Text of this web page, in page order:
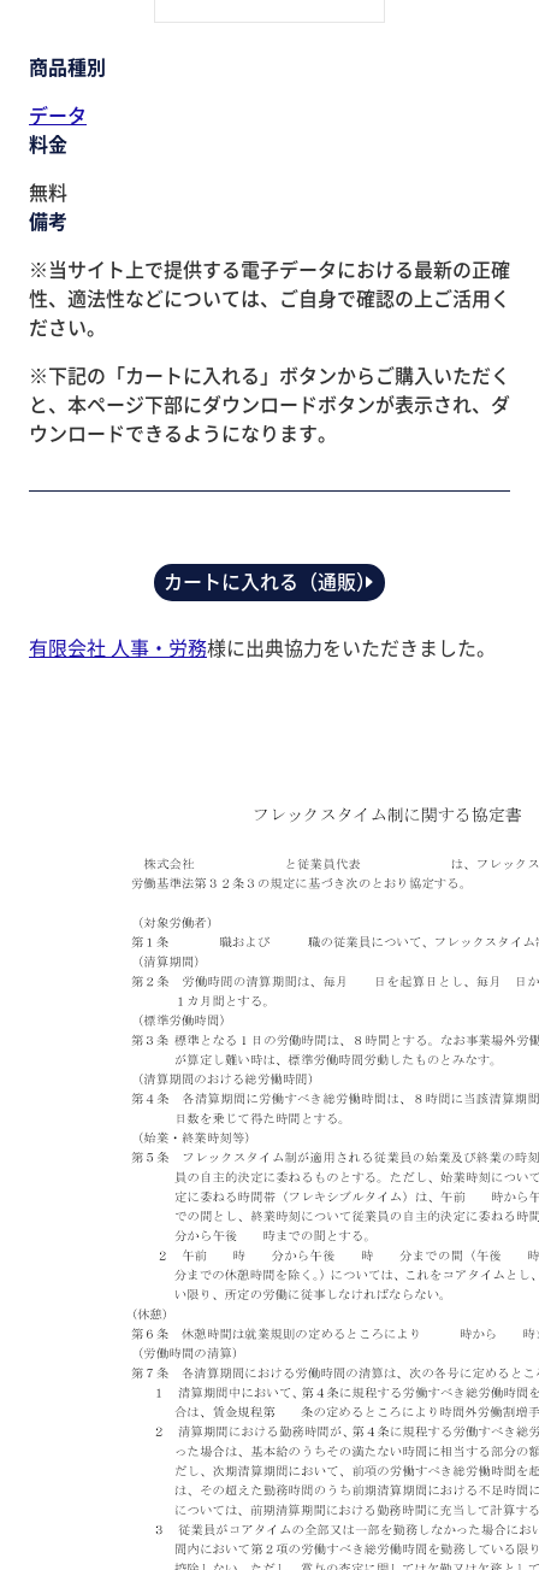
商品種別
データ
料金
無料
備考
※当サイト上で提供する電子データにおける最新の正確
性、適法性などについては、ご自身で確認の上ご活用く
ださい。
※下記の「カートに入れる」ボタンからご購入いただく
と、本ページ下部にダウンロードボタンが表示され、ダ
ウンロードできるようになります。
カートに入れる（通販）
有限会社 人事・労務様に出典協力をいただきました。